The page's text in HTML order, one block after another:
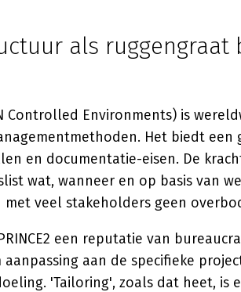
als
Controlled Environments) is
Het biedt een
en documentatie-eisen. De
wat, wanneer en op basis van
veel stakeholders geen
een reputatie van
aan de specifieke
'Tailoring', zoals dat heet, is